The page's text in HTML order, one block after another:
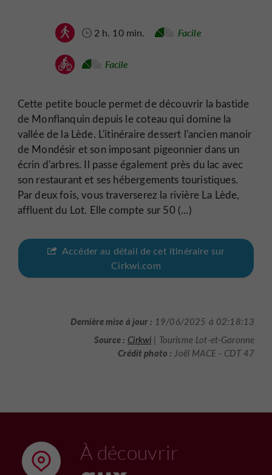
2 h. 10 min. Facile
Facile
Cette petite boucle permet de découvrir la bastide
de Monflanquin depuis le coteau qui domine la
vallée de la Lède. L'itinéraire dessert l'ancien manoir
de Mondésir et son imposant pigeonnier dans un
écrin d'arbres. Il passe également près du lac avec
son restaurant et ses hébergements touristiques.
Par deux fois, vous traverserez la rivière La Lède,
affluent du Lot. Elle compte sur 50 (...)
Accéder au détail de cet itinéraire sur
Cirkwi.com
Dernière mise à jour : 19/06/2025 à 02:18:13
Source : Cirkwi | Tourisme Lot-et-Garonne
Crédit photo : Joël MACE - CDT 47
À découvrir